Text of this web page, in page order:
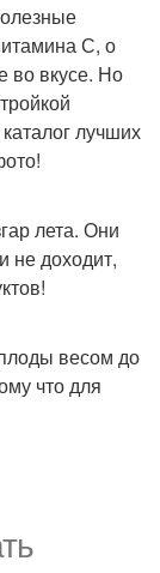
С, о
во вкусе. Но
лучших
лета. Они
не доходит,
весом до
что для